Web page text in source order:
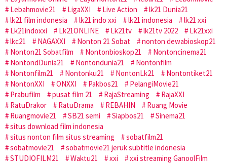
Lebahmovie21
LigaXXI Live Action
lk21 Dunia21
lk21 film indonesia
lk21 indo xxi lk21 indonesia
lk21 xxi
Lk21indoxxi
Lk21ONLINE Lk21tv lk21tv 2022
Lk21xxi
lkc21
NAGAXXI Nonton 21 Sobat
nonton dewabioskop21
Nonton21 Sobatfilm
Nontonbioskop21
Nontoncinema21
NontondDunia21
Nontondunia21
Nontonfilm
Nontonfilm21
Nontonku21 NontonLk21
Nontontiket21
NontonXXI
ONXXI Pakbos21
PelangiMovie21
Prabufilm
pusat film 21 RajaStreaming
RajaXXI
RatuDrakor
RatuDrama REBAHIN
Ruang Movie
Ruangmovie21
SB21 semi Siapbos21
Sinema21
situs download film indonesia
situs nonton film situs streaming
sobatfilm21
sobatmovie21
sobatmovie21 jeruk subtitle indonesia
STUDIOFILM21
Waktu21 xxi
xxi streaming GanoolFilm